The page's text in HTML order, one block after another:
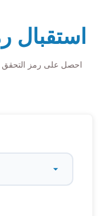
استقبال
احصل على رمز التحقق